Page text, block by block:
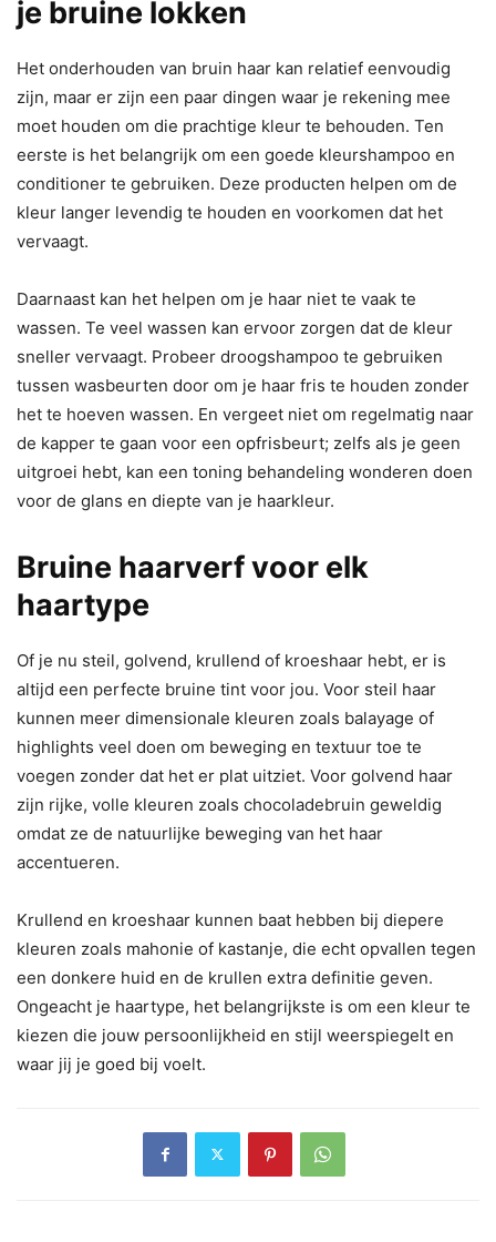
je bruine lokken
Het onderhouden van bruin haar kan relatief eenvoudig
zijn, maar er zijn een paar dingen waar je rekening mee
moet houden om die prachtige kleur te behouden. Ten
eerste is het belangrijk om een goede kleurshampoo en
conditioner te gebruiken. Deze producten helpen om de
kleur langer levendig te houden en voorkomen dat het
vervaagt.
Daarnaast kan het helpen om je haar niet te vaak te
wassen. Te veel wassen kan ervoor zorgen dat de kleur
sneller vervaagt. Probeer droogshampoo te gebruiken
tussen wasbeurten door om je haar fris te houden zonder
het te hoeven wassen. En vergeet niet om regelmatig naar
de kapper te gaan voor een opfrisbeurt; zelfs als je geen
uitgroei hebt, kan een toning behandeling wonderen doen
voor de glans en diepte van je haarkleur.
Bruine haarverf voor elk
haartype
Of je nu steil, golvend, krullend of kroeshaar hebt, er is
altijd een perfecte bruine tint voor jou. Voor steil haar
kunnen meer dimensionale kleuren zoals balayage of
highlights veel doen om beweging en textuur toe te
voegen zonder dat het er plat uitziet. Voor golvend haar
zijn rijke, volle kleuren zoals chocoladebruin geweldig
omdat ze de natuurlijke beweging van het haar
accentueren.
Krullend en kroeshaar kunnen baat hebben bij diepere
kleuren zoals mahonie of kastanje, die echt opvallen tegen
een donkere huid en de krullen extra definitie geven.
Ongeacht je haartype, het belangrijkste is om een kleur te
kiezen die jouw persoonlijkheid en stijl weerspiegelt en
waar jij je goed bij voelt.